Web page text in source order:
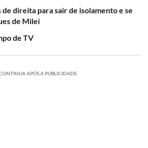
de direita para sair de isolamento e se
de Milei
de TV
APÓS A PUBLICIDADE